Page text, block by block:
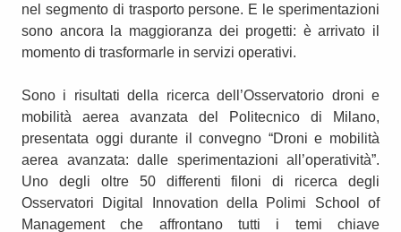
nel segmento di trasporto persone. E le sperimentazioni
sono ancora la maggioranza dei progetti: è arrivato il
momento di trasformarle in servizi operativi.
Sono i risultati della ricerca dell’Osservatorio droni e
mobilità aerea avanzata del Politecnico di Milano,
presentata oggi durante il convegno “Droni e mobilità
aerea avanzata: dalle sperimentazioni all’operatività”.
Uno degli oltre 50 differenti filoni di ricerca degli
Osservatori Digital Innovation della Polimi School of
Management che affrontano tutti i temi chiave